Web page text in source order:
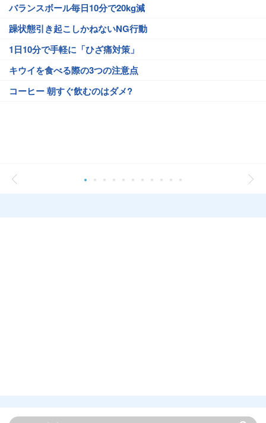
バランスボール毎日10分で20kg減
躁状態引き起こしかねないNG行動
1日10分で手軽に「ひざ痛対策」
キウイを食べる際の3つの注意点
コーヒー 朝すぐ飲むのはダメ?